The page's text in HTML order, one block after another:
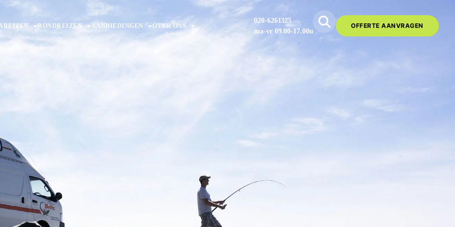
RONDREIZEN AANBIEDINGEN OVER ONS
020-6261325
ma-vr 09.00-17.00u
OFFERTE AANVRAGEN